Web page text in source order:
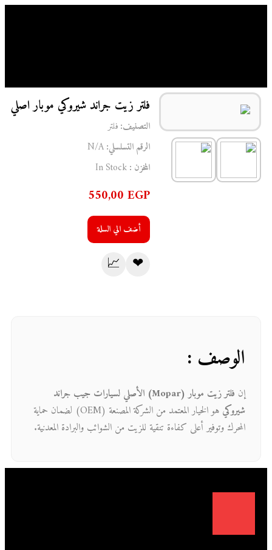
فلتر زيت جراند شيروكي موبار اصلي
التصنيف:فلتر
الرقم التسلسلي:
المخزن :
550,00 EGP
أضف الي السلة
❤
📈
الوصف :
إن
فلتر زيت موبار (Mopar) الأصلي لسيارات جيب جراند
شيروكي
هو الخيار المعتمد من الشركة المصنعة (OEM) لضمان حماية
المحرك وتوفير أعلى كفاءة تنقية للزيت من الشوائب والبرادة المعدنية.